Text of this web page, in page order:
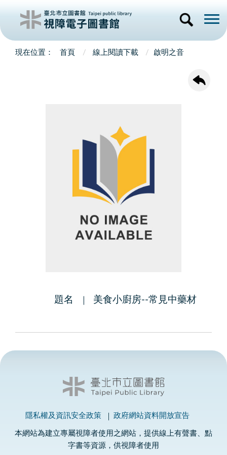
首頁 線上閱讀下載 啟明之音
題名 美食小廚房--常見中藥材
隱私權及資訊安全政策 政府網站資料開放宣告
本網站為建立專屬視障者使用之網站，提供線上有聲書、點
字書等資源，供視障者使用